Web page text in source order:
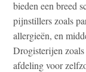
bieden een breed
pijnstillers zoals
allergieën, en
Drogisterijen
afdeling voor